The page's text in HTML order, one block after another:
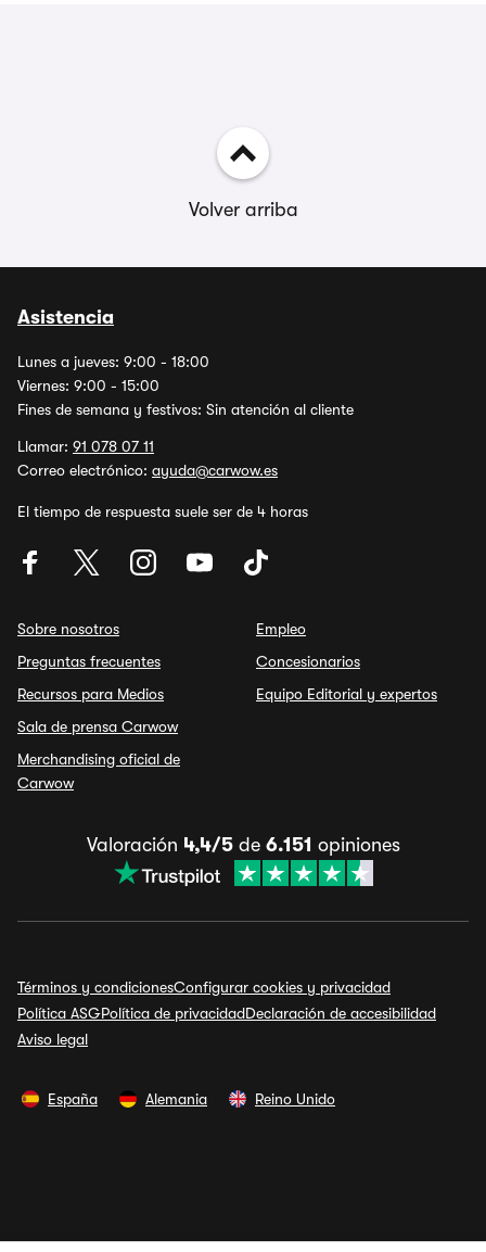
Volver arriba
Asistencia
Lunes a jueves: 9:00 - 18:00
Viernes: 9:00 - 15:00
Fines de semana y festivos: Sin atención al cliente
Llamar: 91 078 07 11
Correo electrónico: ayuda@carwow.es
El tiempo de respuesta suele ser de 4 horas
Sobre nosotros
Preguntas frecuentes
Recursos para Medios
Sala de prensa Carwow
Merchandising oficial de
Carwow
Empleo
Concesionarios
Equipo Editorial y expertos
Valoración 4,4/5de 6.151 opiniones
Términos y condicionesConfigurar cookies y privacidad
Política ASGPolítica de privacidadDeclaración de accesibilidad
Aviso legal
España Alemania Reino Unido